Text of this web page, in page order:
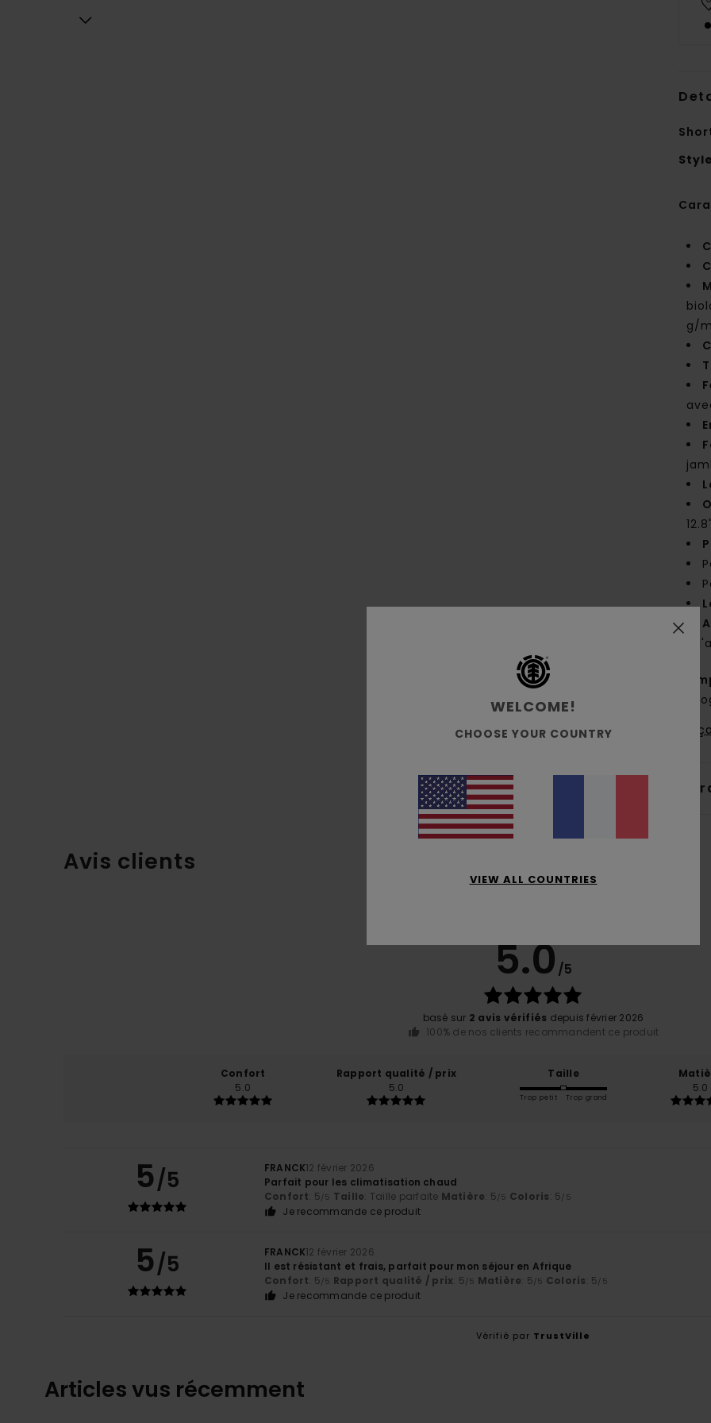
g/
à
Avis clients
5.0/5
basé sur 2 avis vérifiés depuis février 2026
100% de nos clients recommandent ce produit
Confort
5.0
Rapport qualité / prix
5.0
Taille
Trop petit Trop grand
5.0
5/5 FRANCK12 février 2026
Parfait pour les climatisation chaud
Confort: 5/5 Taille: Taille parfaite Matière: 5/5 Coloris: 5/5
Je recommande ce produit
5/5 FRANCK12 février 2026
Il est résistant et frais, parfait pour mon séjour en Afrique
Confort: 5/5 Rapport qualité / prix: 5/5 Matière: 5/5 Coloris: 5/5
Je recommande ce produit
Vérifié par TrustVille
Articles vus récemment
WELCOME!
CHOOSE YOUR COUNTRY
VIEW ALL COUNTRIES